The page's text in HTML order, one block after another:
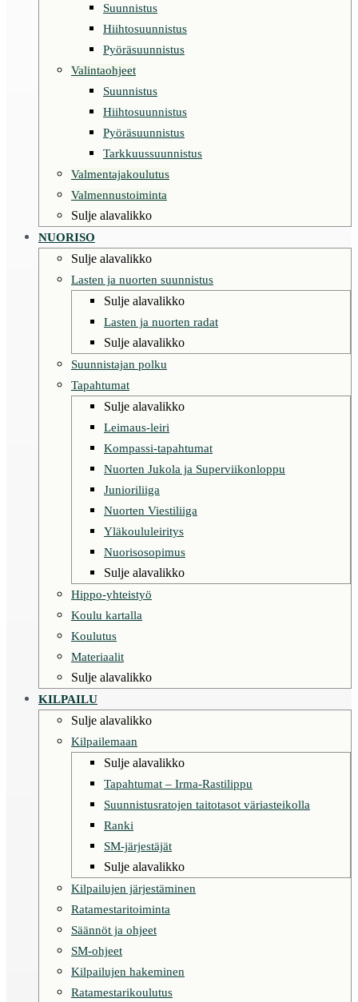
Suunnistus
Hiihtosuunnistus
Pyöräsuunnistus
Valintaohjeet
Suunnistus
Hiihtosuunnistus
Pyöräsuunnistus
Tarkkuussuunnistus
Valmentajakoulutus
Valmennustoiminta
Sulje alavalikko
NUORISO
Sulje alavalikko
Lasten ja nuorten suunnistus
Sulje alavalikko
Lasten ja nuorten radat
Sulje alavalikko
Suunnistajan polku
Tapahtumat
Sulje alavalikko
Leimaus-leiri
Kompassi-tapahtumat
Nuorten Jukola ja Superviikonloppu
Junioriliiga
Nuorten Viestiliiga
Yläkoululeiritys
Nuorisosopimus
Sulje alavalikko
Hippo-yhteistyö
Koulu kartalla
Koulutus
Materiaalit
Sulje alavalikko
KILPAILU
Sulje alavalikko
Kilpailemaan
Sulje alavalikko
Tapahtumat – Irma-Rastilippu
Suunnistusratojen taitotasot väriasteikolla
Ranki
SM-järjestäjät
Sulje alavalikko
Kilpailujen järjestäminen
Ratamestaritoiminta
Säännöt ja ohjeet
SM-ohjeet
Kilpailujen hakeminen
Ratamestarikoulutus